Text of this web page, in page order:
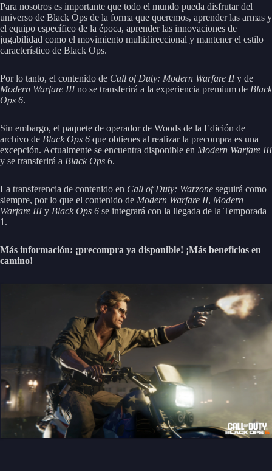
Para nosotros es importante que todo el mundo pueda disfrutar del
universo de Black Ops de la forma que queremos, aprender las armas y
el equipo específico de la época, aprender las innovaciones de
jugabilidad como el movimiento multidireccional y mantener el estilo
característico de Black Ops.
Por lo tanto, el contenido de Call of Duty: Modern Warfare IIy de
Modern Warfare IIIno se transferirá a la experiencia premium de Black
Ops 6.
Sin embargo, el paquete de operador de Woods de la Edición de
archivo de Black Ops 6 que obtienes al realizar la precompra es una
excepción. Actualmente se encuentra disponible en Modern Warfare III
y se transferirá a Black Ops 6.
La transferencia de contenido en Call of Duty: Warzone seguirá como
siempre, por lo que el contenido de Modern Warfare II, Modern
Warfare IIIy Black Ops 6 se integrará con la llegada de la Temporada
1.
Más información: ¡precompra ya disponible! ¡Más beneficios en
camino!